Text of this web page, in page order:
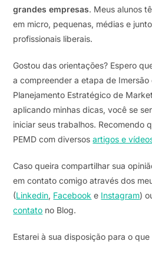
grandes empresas. Meus alunos
em micro, pequenas, médias e
profissionais liberais.
Gostou das orientações? Espero
a compreender a etapa de
Planejamento Estratégico de
aplicando minhas dicas, você se
iniciar seus trabalhos. Recomendo
PEMD com diversosartigos e
Caso queira compartilhar sua
em contato comigo através dos
(Linkedin, Facebook e Instagram)
contato no Blog.
Estarei à sua disposição para o